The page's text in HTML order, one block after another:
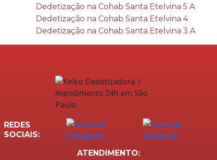
Dedetização na Cohab Santa Etelvina 5 A
Dedetização na Cohab Santa Etelvina 4
Dedetização na Cohab Santa Etelvina 3 A
REDES
SOCIAIS:
ATENDIMENTO: